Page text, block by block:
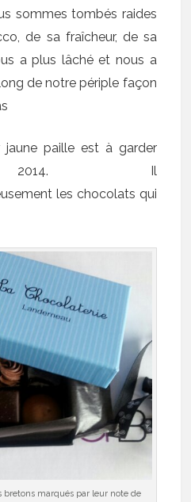
sommes tombés raides
de sa fraîcheur, de sa
a plus lâché et nous a
de notre périple façon
jaune paille est à garder
2014. Il
les chocolats qui
bretons marqués par leur note de